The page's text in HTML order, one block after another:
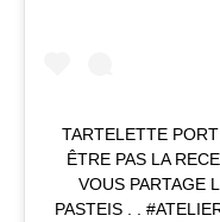
TARTELETTE
ÊTRE PAS LA
VOUS PARTAGE
PASTEIS . .